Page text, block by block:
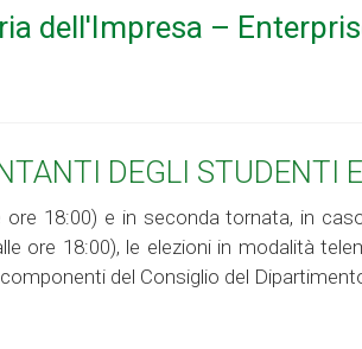
dell'Impresa –
DEGLI STUDENTI
18:00) e in seconda tornata, in
ore 18:00), le elezioni in modalità
del Consiglio del